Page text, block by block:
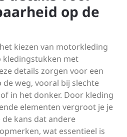
op de
kiezen van motorkleding
kledingstukken met
details zorgen voor een
weg, vooral bij slechte
in het donker. Door kleding
elementen vergroot je je
kans dat andere
wat essentieel is